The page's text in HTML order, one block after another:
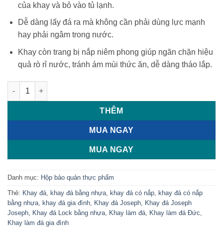
của khay và bỏ vào tủ lạnh.
Dễ dàng lấy đá ra mà không cần phải dùng lực mạnh
hay phải ngâm trong nước.
Khay còn trang bị nắp niêm phong giúp ngăn chặn hiệu
quả rò rỉ nước, tránh ám mùi thức ăn, dễ dàng tháo lắp.
Khay làm đá có nắp đậy QuickSnap™ Joseph Joseph 20018
THÊM
MUA NGAY
MUA NGAY
Danh mục: Hộp bảo quản thực phẩm
Thẻ: Khay đá khay đá bằng nhựa khay đá có nắp khay đá có nắp
bằng nhựa khay đá gia đình Khay đá Joseph Khay đá Joseph
Joseph Khay đá Lock bằng nhựa Khay làm đá Khay làm đá Đức
Khay làm đá gia đình